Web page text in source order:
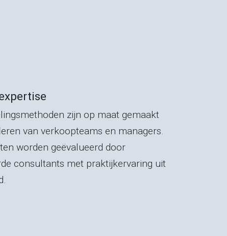
zijn op maat gemaakt
van verkoopteams en managers.
worden geëvalueerd door
consultants met praktijkervaring uit